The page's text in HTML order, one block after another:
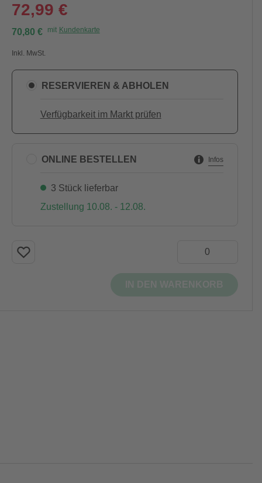
72,99 €
70,80 € mit Kundenkarte
Inkl. MwSt.
RESERVIEREN & ABHOLEN
Verfügbarkeit im Markt prüfen
ONLINE BESTELLEN Infos
3 Stück lieferbar
Zustellung 10.08. - 12.08.